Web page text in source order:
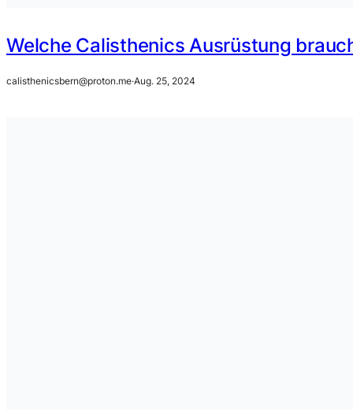
Welche Calisthenics Ausrüstung
calisthenicsbern@proton.me·Aug. 25, 2024